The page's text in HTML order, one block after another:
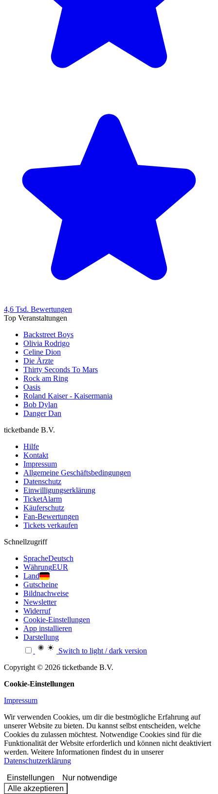
4,6 Tsd. Bewertungen
Top Veranstaltungen
Backstreet Boys
Olivia Rodrigo
Celine Dion
Die Ärzte
Thirty Seconds To Mars
Rock am Ring
Oasis
Roland Kaiser - Kaisermania
Bob Dylan
Danger Dan
ticketbande B.V.
Hilfe
Kontakt
Impressum
Allgemeine Geschäftsbedingungen
Datenschutz
Einwilligungserklärung
TicketAlarm
Käuferschutz
Fan-Bewertungen
Tickets verkaufen
Schnellzugriff
SpracheDeutsch
WährungEUR
Land
Gutscheine
Bildnachweise
Newsletter
Widerruf
Cookie-Einstellungen
App installieren
Darstellung
Switch to light / dark version
Copyright © 2026 ticketbande B.V.
Cookie-Einstellungen
Impressum
Wir verwenden Cookies, um dir die bestmögliche Erfahrung auf
unserer Website zu bieten. Du kannst selbst entscheiden, welche
Cookies du zulassen möchtest. Notwendige Cookies sind für die
Funktionalität der Website erforderlich und können nicht deaktiviert
werden. Weitere Informationen findest du in unserer
Datenschutzerklärung
Einstellungen
Nur notwendige
Alle akzeptieren